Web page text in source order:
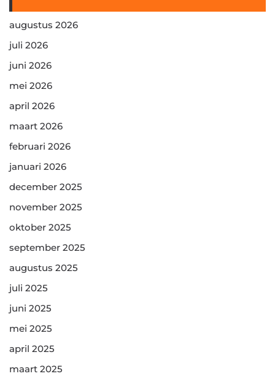
augustus 2026
juli 2026
juni 2026
mei 2026
april 2026
maart 2026
februari 2026
januari 2026
december 2025
november 2025
oktober 2025
september 2025
augustus 2025
juli 2025
juni 2025
mei 2025
april 2025
maart 2025